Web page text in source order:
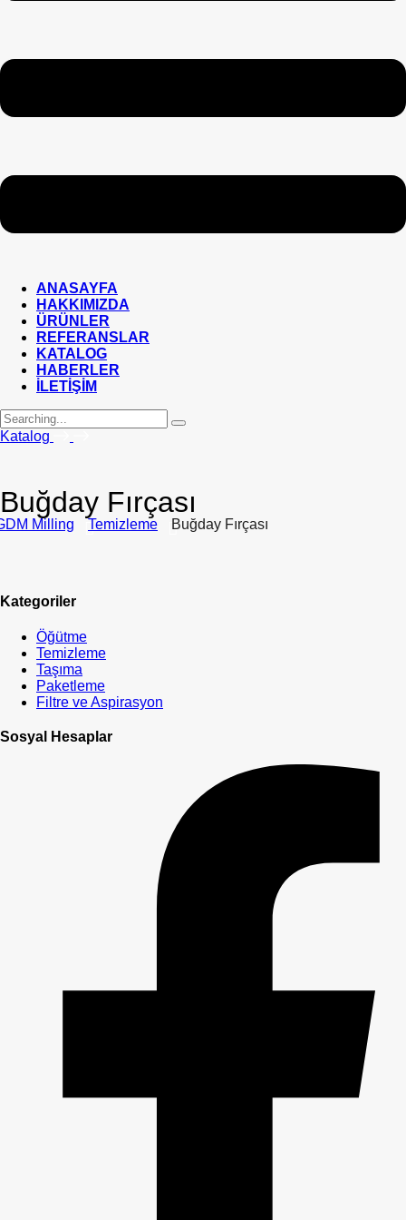
ANASAYFA
HAKKIMIZDA
ÜRÜNLER
REFERANSLAR
KATALOG
HABERLER
İLETİŞİM
Search
for:
Katalog
Buğday Fırçası
Milling Temizleme Buğday Fırçası
Kategoriler
Öğütme
Temizleme
Taşıma
Paketleme
Filtre ve Aspirasyon
Sosyal Hesaplar